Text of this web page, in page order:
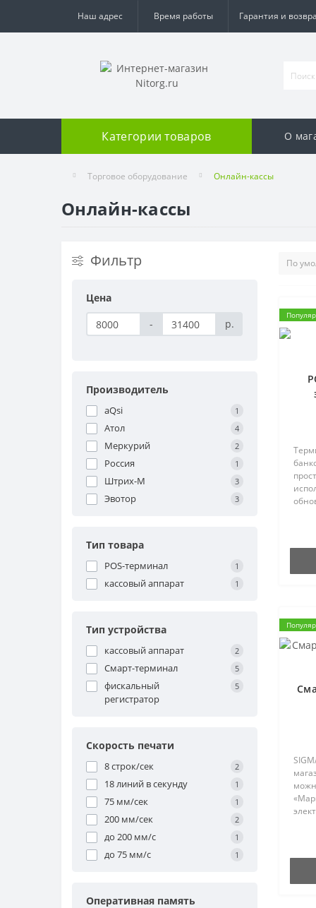
Наш адрес Время работы Гарантия и
Категории товаров О
Торговое оборудование Онлайн-кассы
Онлайн-кассы
Фильтр
Цена
-
р.
Производитель
aQsi 1
Атол 4
Меркурий 2
Россия 1
Штрих-М 3
Эвотор 3
Тип товара
POS-терминал 1
кассовый аппарат 1
Тип устройства
кассовый аппарат 2
Смарт-терминал 5
фискальный
регистратор
5
Скорость печати
8 строк/сек 2
18 линий в секунду 1
75 мм/сек 1
200 мм/сек 2
до 200 мм/с 1
до 75 мм/с 1
Оперативная память
в